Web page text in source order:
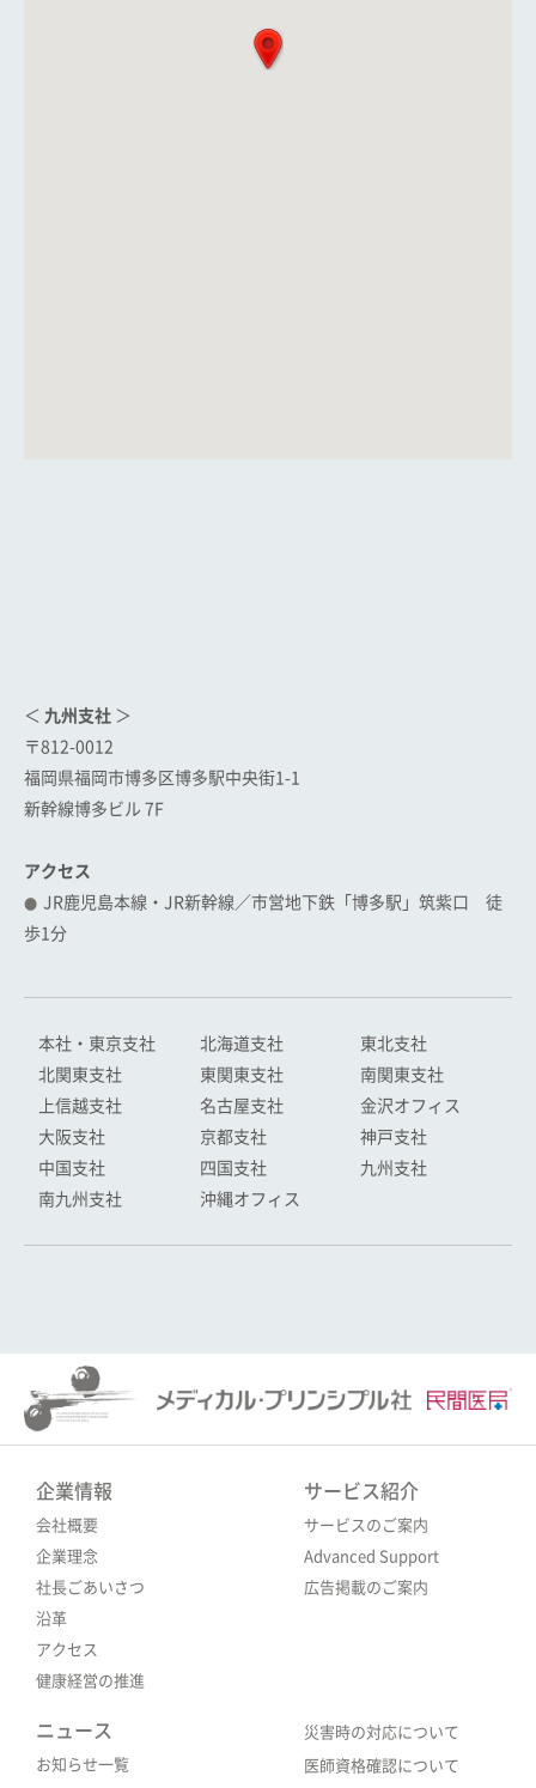
＜ 九州支社 ＞
〒812-0012
福岡県福岡市博多区博多駅中央街1-1
新幹線博多ビル 7F
アクセス
JR鹿児島本線・JR新幹線／市営地下鉄「博多駅」筑紫口 徒
歩1分
本社・東京支社 北海道支社
東北支社
北関東支社
東関東支社
南関東支社
上信越支社
名古屋支社
金沢オフィス
大阪支社
京都支社
神戸支社
中国支社
四国支社
九州支社
南九州支社
沖縄オフィス
企業情報
会社概要
企業理念
社長ごあいさつ
沿革
アクセス
健康経営の推進
サービス紹介
サービスのご案内
Advanced Support
広告掲載のご案内
ニュース
お知らせ一覧
災害時の対応について
医師資格確認について